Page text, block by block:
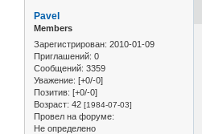
Pavel
Members
Зарегистрирован: 2010-01-09
Приглашений: 0
Сообщений: 3359
Уважение: [+0/-0]
Позитив: [+0/-0]
Возраст: 42 [1984-07-03]
Провел на форуме:
Не определено